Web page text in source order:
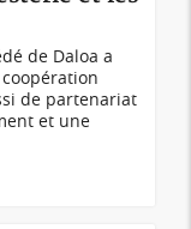
de Daloa a
de partenariat
et une